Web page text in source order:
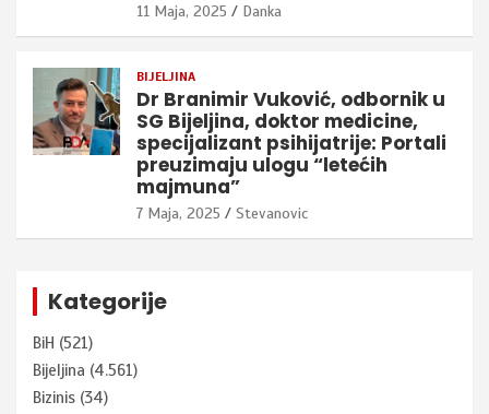
11 Maja, 2025 Danka
BIJELJINA
Dr Branimir Vuković, odbornik u
SG Bijeljina, doktor medicine,
specijalizant psihijatrije: Portali
preuzimaju ulogu “letećih
majmuna”
7 Maja, 2025 Stevanovic
Kategorije
BiH (521)
Bijeljina (4.561)
Bizinis (34)